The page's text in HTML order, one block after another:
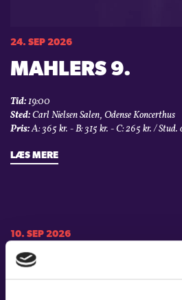
24. SEP 2026
MAHLERS 9.
Tid:19:00
Sted:Carl Nielsen Salen, Odense Koncerthus
Pris:A: 365 kr. - B: 315 kr. - C: 265 kr. / Stud.
LÆS MERE
10. SEP 2026
TJAJKOVSKIJS 1.